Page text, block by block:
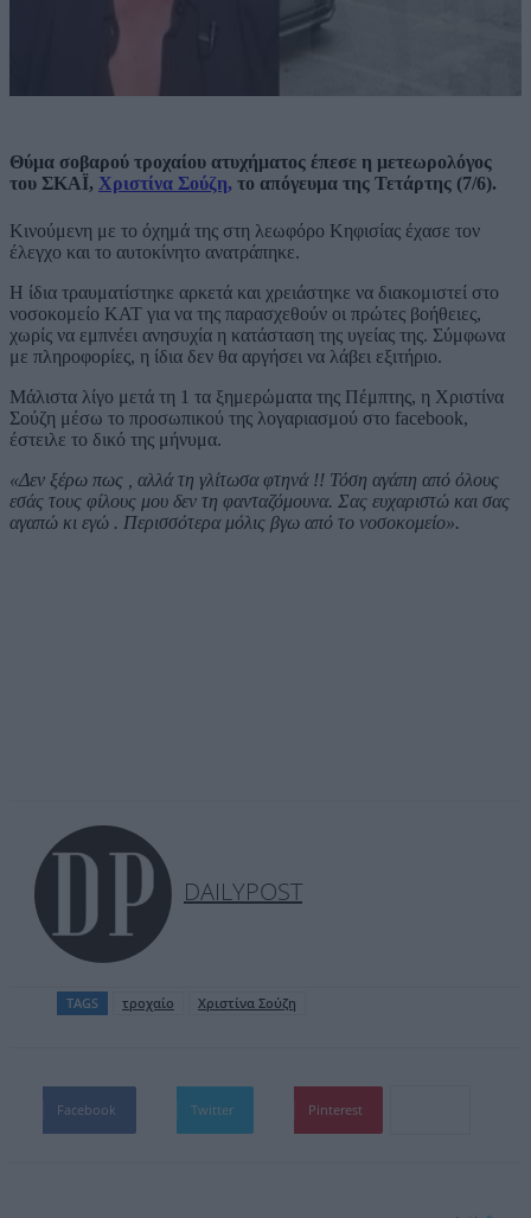
Θύμα σοβαρού τροχαίου ατυχήματος έπεσε η μετεωρολόγος
του ΣΚΑΪ, Χριστίνα Σούζη, το απόγευμα της Τετάρτης (7/6).
Κινούμενη με το όχημά της στη λεωφόρο Κηφισίας έχασε τον
έλεγχο και το αυτοκίνητο ανατράπηκε.
Η ίδια τραυματίστηκε αρκετά και χρειάστηκε να διακομιστεί στο
νοσοκομείο ΚΑΤ για να της παρασχεθούν οι πρώτες βοήθειες,
χωρίς να εμπνέει ανησυχία η κατάσταση της υγείας της. Σύμφωνα
με πληροφορίες, η ίδια δεν θα αργήσει να λάβει εξιτήριο.
Μάλιστα λίγο μετά τη 1 τα ξημερώματα της Πέμπτης, η Χριστίνα
Σούζη μέσω το προσωπικού της λογαριασμού στο facebook,
έστειλε το δικό της μήνυμα.
«Δεν ξέρω πως , αλλά τη γλίτωσα φτηνά !! Τόση αγάπη από όλους
εσάς τους φίλους μου δεν τη φανταζόμουνα. Σας ευχαριστώ και σας
αγαπώ κι εγώ . Περισσότερα μόλις βγω από το νοσοκομείο».
DAILYPOST
TAGS τροχαίο Χριστίνα Σούζη
Facebook Twitter Pinterest